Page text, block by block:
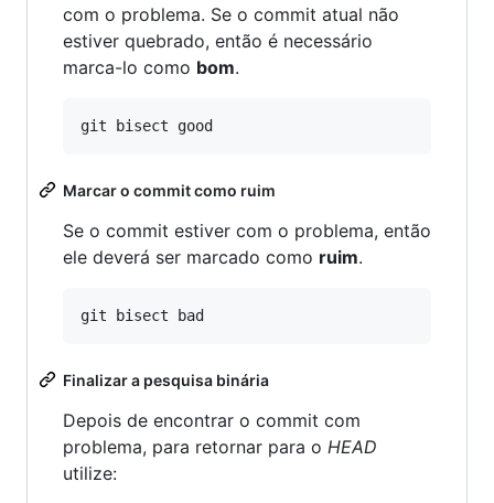
com o problema. Se o commit atual não
estiver quebrado, então é necessário
marca-lo como bom.
Marcar o commit como ruim
Se o commit estiver com o problema, então
ele deverá ser marcado como ruim.
Finalizar a pesquisa binária
Depois de encontrar o commit com
problema, para retornar para o HEAD
utilize: